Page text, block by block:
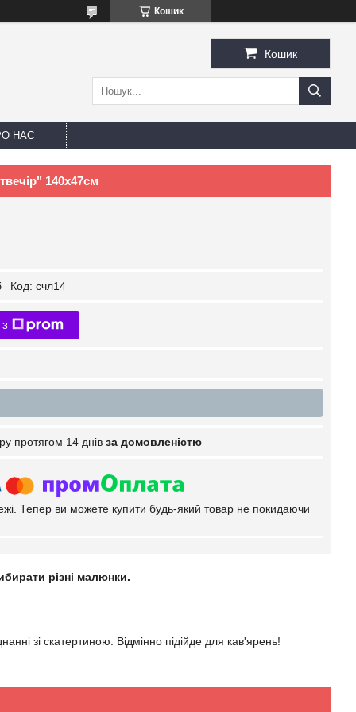
Кошик
Кошик
НАС
140х47см
Код: счл14
протягом 14 днів за домовленістю
Тепер ви можете купити будь-який товар не покидаючи
різні малюнки.
зі скатертиною. Відмінно підійде для кав'ярень!